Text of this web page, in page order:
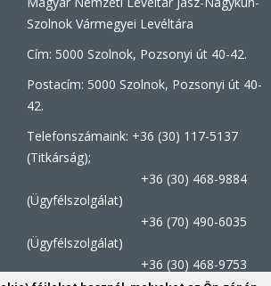
Szolnok Vármegyei Levéltára
Cím: 5000 Szolnok, Pozsonyi út 40-42.
Postacím: 5000 Szolnok, Pozsonyi út 40-
42.
Telefonszámaink: +36 (30) 117-5137
(Titkárság);
+36 (30) 468-9884
(Ügyfélszolgálat)
+36 (70) 490-6035
(Ügyfélszolgálat)
+36 (30) 468-9753